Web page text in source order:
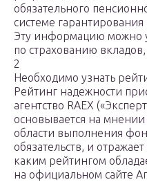
обязательного
системе
Эту информацию можно
по страхованию
2
Необходимо узнать
Рейтинг надежности
агентство RAEX
основывается на
области выполнения
обязательств, и
каким рейтингом
на официальном сайте